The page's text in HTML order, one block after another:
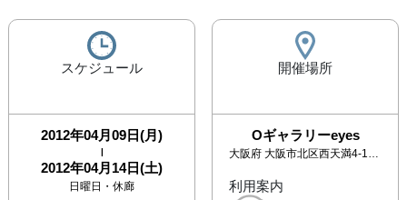
スケジュール
2012年04月09日(月)
|
2012年04月14日(土)
日曜日・休廊
開催場所
Oギャラリーeyes
大阪府 大阪市北区西天満4-10-18 石之ビル3階
利用案内